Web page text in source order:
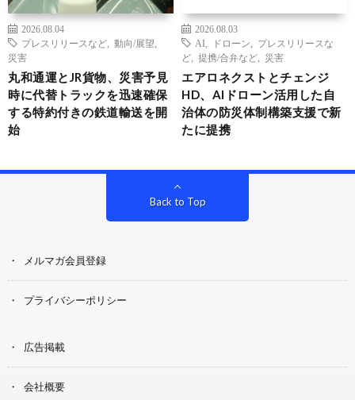
2026.08.04
プレスリリースなど
動向/展望
災害
丸和通運とJR貨物、災害予見
時に代替トラックを迅速確保
する特約付きの鉄道輸送を開
始
2026.08.03
AI
ドローン
プレスリリースな
ど
提携/合弁など 災害
エアロネクストとチェンジ
HD、AIドローン活用した自
治体の防災体制構築支援で新
たに提携
Back to Top
メルマガ会員登録
プライバシーポリシー
広告掲載
会社概要